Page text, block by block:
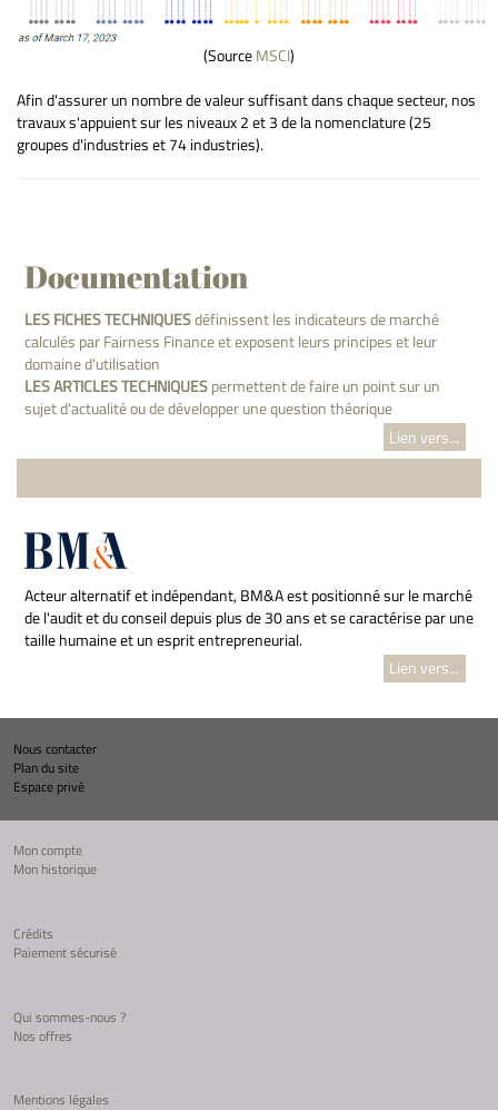
(SourceMSCI)
Afin d'assurer un nombre de valeur suffisant dans chaque secteur, nos
travaux s'appuient sur les niveaux 2 et 3 de la nomenclature (25
groupes d'industries et 74 industries).
Documentation
LES FICHES TECHNIQUESdéfinissent les indicateurs de marché
calculés par Fairness Finance et exposent leurs principes et leur
domaine d'utilisation
LES ARTICLES TECHNIQUESpermettent de faire un point sur un
sujet d'actualité ou de développer une question théorique
Lien vers...
Acteur alternatif et indépendant, BM&A est positionné sur le marché
de l'audit et du conseil depuis plus de 30 ans et se caractérise par une
taille humaine et un esprit entrepreneurial.
Lien vers...
Nous contacter
Plan du site
Espace privé
Mon compte
Mon historique
Crédits
Paiement sécurisé
Qui sommes-nous ?
Nos offres
Mentions légales